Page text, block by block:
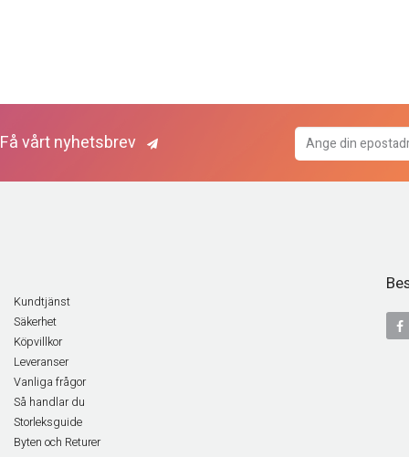
Få vårt nyhetsbrev
Kundtjänst
Säkerhet
Köpvillkor
Leveranser
Vanliga frågor
Så handlar du
Storleksguide
Byten och Returer